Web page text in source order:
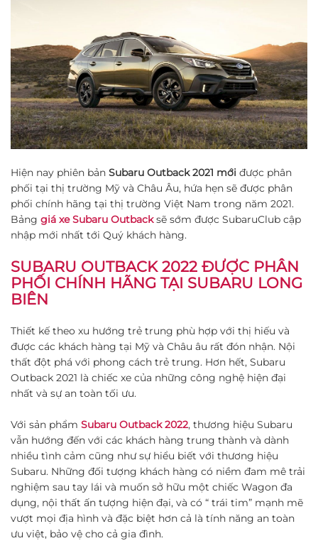
Hiện nay phiên bản Subaru Outback 2021 mới được phân
phối tại thị trường Mỹ và Châu Âu, hứa hẹn sẽ được phân
phối chính hãng tại thị trường Việt Nam trong năm 2021.
Bảng giá xe Subaru Outbacksẽ sớm được SubaruClub cập
nhập mới nhất tới Quý khách hàng.
SUBARU OUTBACK 2022 ĐƯỢC PHÂN
PHỐI CHÍNH HÃNG TẠI SUBARU LONG
BIÊN
Thiết kế theo xu hướng trẻ trung phù hợp với thị hiếu và
được các khách hàng tại Mỹ và Châu âu rất đón nhận. Nội
thất đột phá với phong cách trẻ trung. Hơn hết, Subaru
Outback 2021 là chiếc xe của những công nghệ hiện đại
nhất và sự an toàn tối ưu.
Với sản phẩm Subaru Outback 2022, thương hiệu Subaru
vẫn hướng đến với các khách hàng trung thành và dành
nhiều tình cảm cũng như sự hiểu biết với thương hiệu
Subaru. Những đối tượng khách hàng có niềm đam mê trải
nghiệm sau tay lái và muốn sở hữu một chiếc Wagon đa
dụng, nội thất ấn tượng hiện đại, và có “ trái tim” mạnh mẽ
vượt mọi địa hình và đặc biệt hơn cả là tính năng an toàn
ưu việt, bảo vệ cho cả gia đình.